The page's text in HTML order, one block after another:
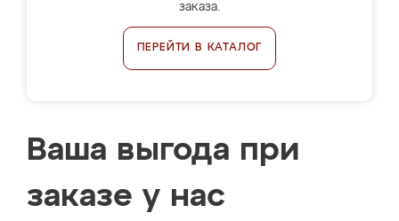
заказа.
ПЕРЕЙТИ В КАТАЛОГ
Ваша выгода при
заказе у нас